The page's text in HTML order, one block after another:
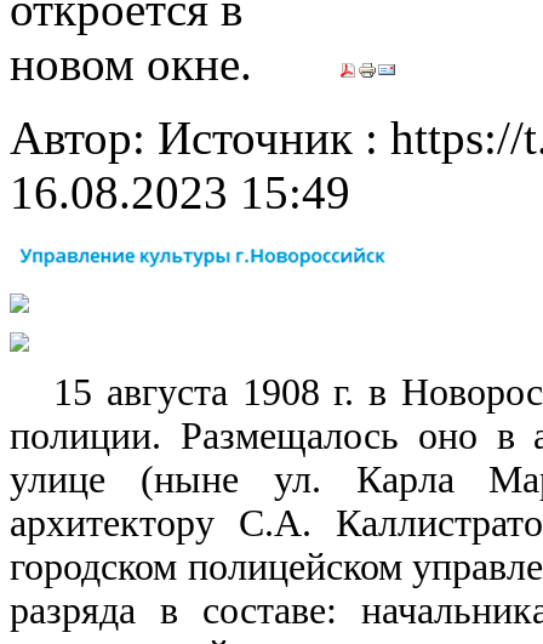
Автор: Источник :
16.08.2023 15:49
15 августа 1908 г. в
полиции. Размещалось оно в
улице (ныне ул. Карла
архитектору С.А.
городском полицейском
разряда в составе: